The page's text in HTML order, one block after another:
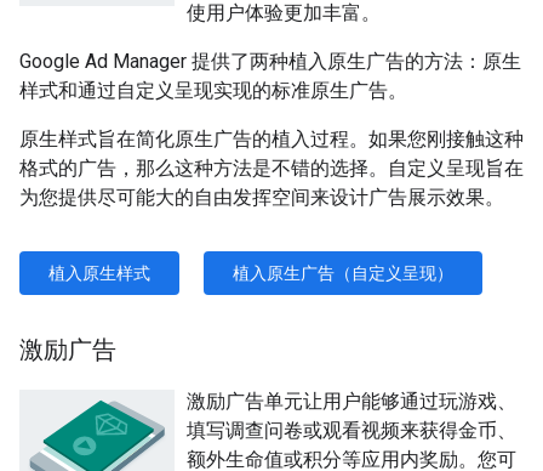
使用户体验更加丰富。
Google Ad Manager 提供了两种植入原生广告的方法：原生
样式和通过自定义呈现实现的标准原生广告。
原生样式旨在简化原生广告的植入过程。如果您刚接触这种
格式的广告，那么这种方法是不错的选择。自定义呈现旨在
为您提供尽可能大的自由发挥空间来设计广告展示效果。
植入原生样式 植入原生广告（自定义呈现）
激励广告
激励广告单元让用户能够通过玩游戏、
填写调查问卷或观看视频来获得金币、
额外生命值或积分等应用内奖励。您可